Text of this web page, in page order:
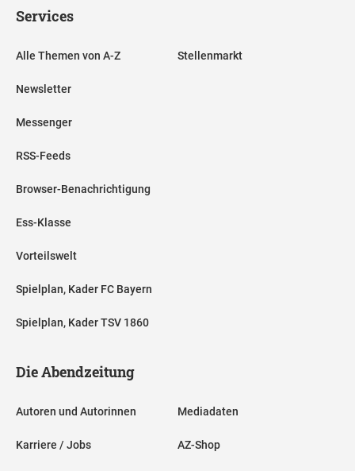
Services
Alle Themen von A-Z
Newsletter
Messenger
RSS-Feeds
Browser-Benachrichtigung
Ess-Klasse
Vorteilswelt
Spielplan, Kader FC Bayern
Spielplan, Kader TSV 1860
Stellenmarkt
Die Abendzeitung
Autoren und Autorinnen
Karriere / Jobs
Mediadaten
AZ-Shop